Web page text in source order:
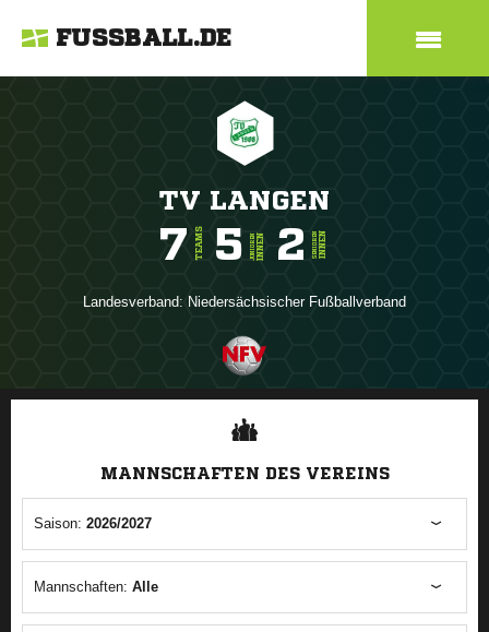
FUSSBALL.DE
TV LANGEN
7 TEAMS 5 JUNIORENINNEN 2 SENIORENINNEN
Landesverband: Niedersächsischer Fußballverband
ANZEIGE
MANNSCHAFTEN DES VEREINS
Saison: 2026/2027
Mannschaften: Alle